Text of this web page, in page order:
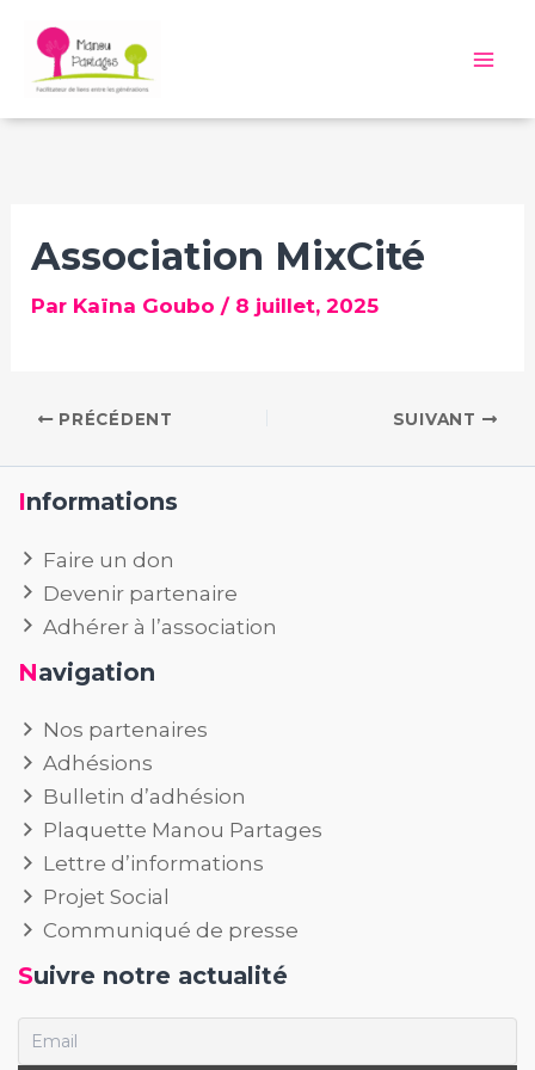
contenu
Association MixCité
Par Kaïna Goubo/ 8 juillet, 2025
PRÉCÉDENT SUIVANT
Informations
Faire un don
Devenir partenaire
Adhérer à l’association
Navigation
Nos partenaires
Adhésions
Bulletin d’adhésion
Plaquette Manou Partages
Lettre d’informations
Projet Social
Communiqué de presse
Suivre notre actualité